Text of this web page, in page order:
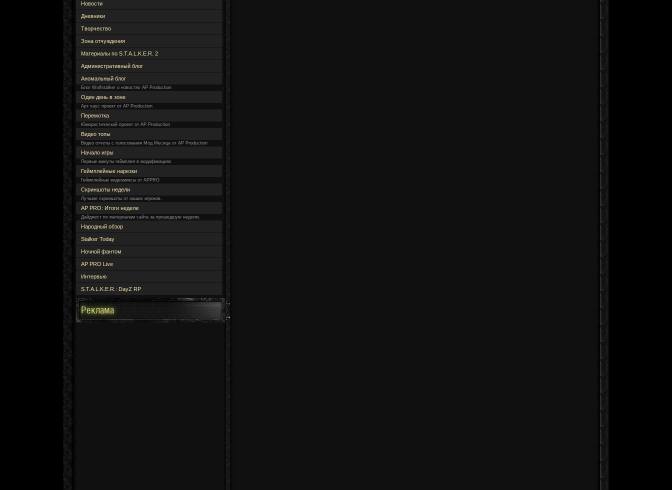
Новости
Дневники
Творчество
Зона отчуждения
Материалы по S.T.A.L.K.E.R. 2
Административный блог
Аномальный блог
Блог Wolfstalker о новостях AP Production
Один день в зоне
Арт хаус проект от AP Production
Перемотка
Юмористический проект от AP Production
Видео топы
Видео отчеты с голосования Мод Месяца от AP Production
Начало игры
Первые минуты геймплея в модификациях
Геймплейные нарезки
Геймплейные видеомиксы от APPRO
Скриншоты недели
Лучшие скриншоты от наших игроков.
AP PRO: Итоги недели
Дайджест по материалам сайта за прошедшую неделю.
Народный обзор
Stalker Today
Ночной фантом
AP PRO Live
Интервью
S.T.A.L.K.E.R.: DayZ RP
Реклама